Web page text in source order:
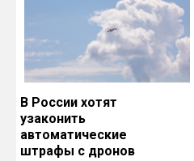
В России хотят
узаконить
автоматические
штрафы с дронов